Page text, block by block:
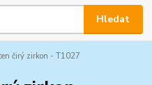
Hledat
čirý zirkon - T1027